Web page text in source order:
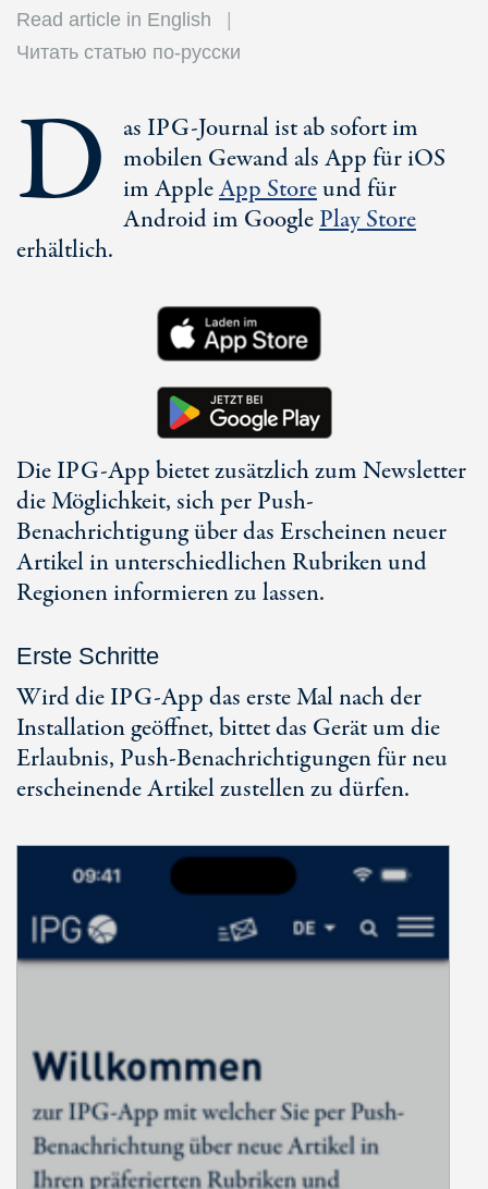
Read article in English
Читать статью по-русски
D
as IPG-Journal ist ab sofort im
mobilen Gewand als App für iOS
im AppleApp Storeund für
Android im GooglePlay Store
erhältlich.
Die IPG-App bietet zusätzlich zum Newsletter
die Möglichkeit, sich per Push-
Benachrichtigung über das Erscheinen neuer
Artikel in unterschiedlichen Rubriken und
Regionen informieren zu lassen.
Erste Schritte
Wird die IPG-App das erste Mal nach der
Installation geöffnet, bittet das Gerät um die
Erlaubnis, Push-Benachrichtigungen für neu
erscheinende Artikel zustellen zu dürfen.